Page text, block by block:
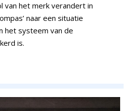
van het merk verandert in
naar een situatie
het systeem van de
is.